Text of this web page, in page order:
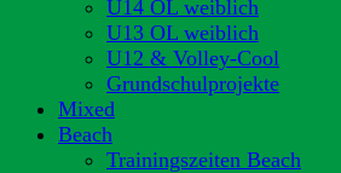
U14 OL weiblich
U13 OL weiblich
U12 & Volley-Cool
Grundschulprojekte
Mixed
Beach
Trainingszeiten Beach